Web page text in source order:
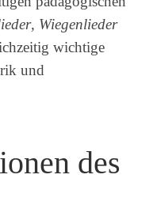
, Wiegenlieder
wichtige
und
des